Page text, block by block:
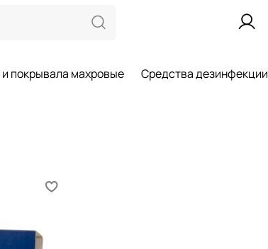
покрывала махровые Средства дезинфекции